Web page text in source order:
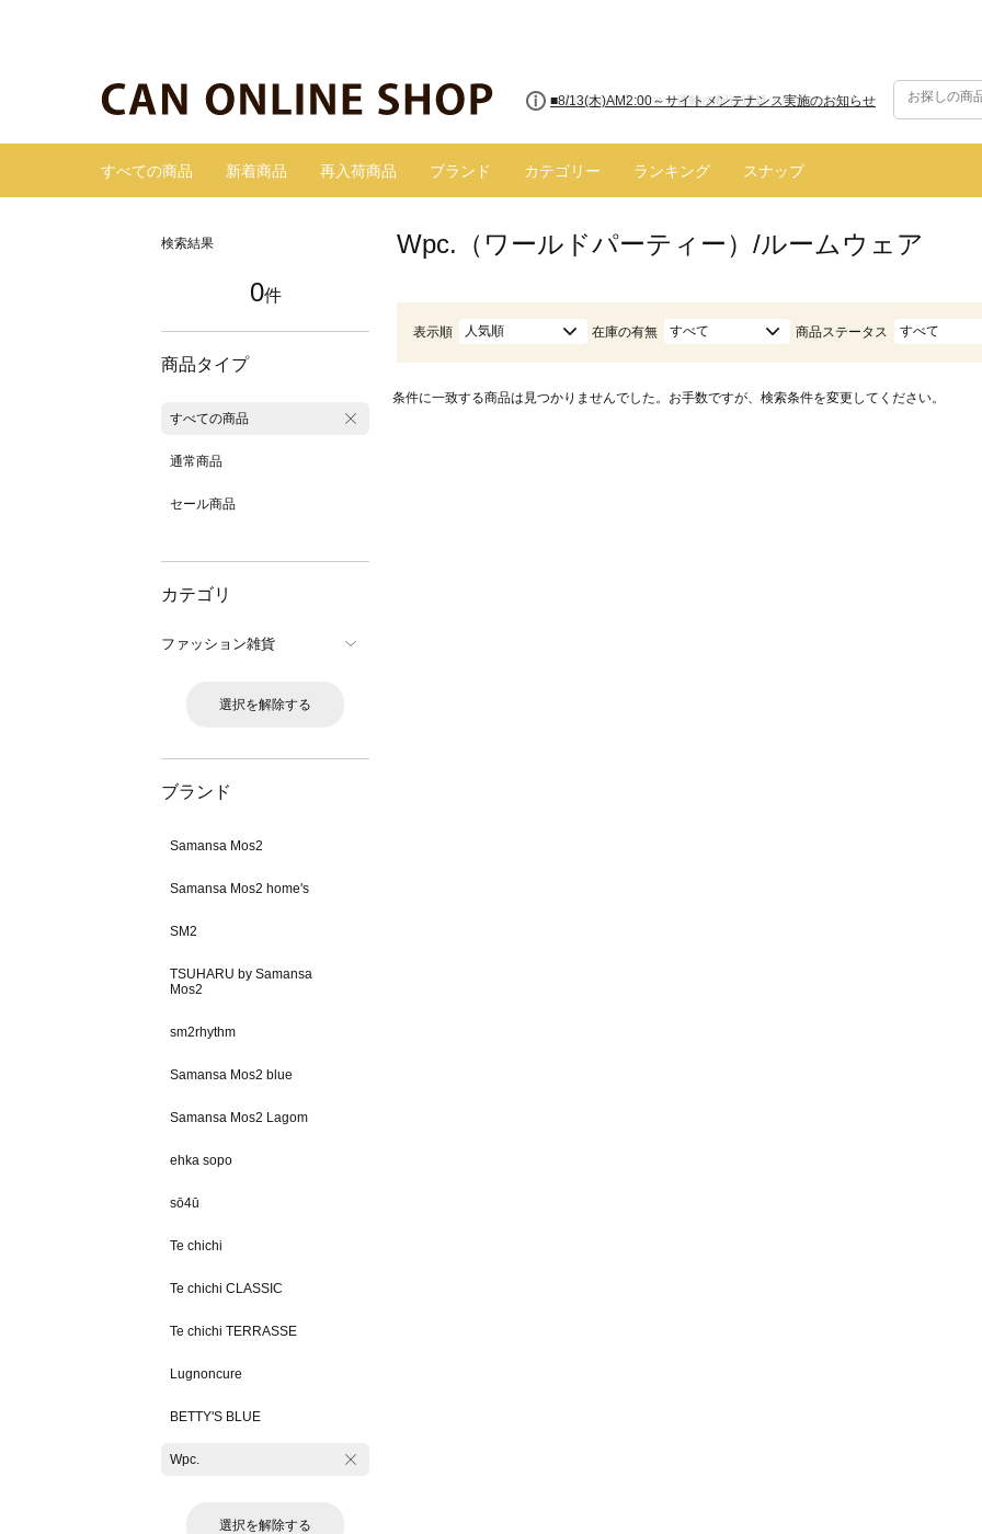
■8/13(木)AM2:00～サイトメンテナンス実施のお知らせ
すべての商品 新着商品 再入荷商品 ブランド カテゴリー ランキング スナップ
検索結果
0件
商品タイプ
すべての商品
通常商品
セール商品
カテゴリ
ファッション雑貨
選択を解除する
ブランド
Samansa Mos2
Samansa Mos2 home's
SM2
TSUHARU by Samansa
Mos2
sm2rhythm
Samansa Mos2 blue
Samansa Mos2 Lagom
ehka sopo
sō4ū
Te chichi
Te chichi CLASSIC
Te chichi TERRASSE
Lugnoncure
BETTY'S BLUE
Wpc.
選択を解除する
Wpc.（ワールドパーティー）/ルームウェア
表示順 人気順 在庫の有無 すべて 商品ステータス すべて
条件に一致する商品は見つかりませんでした。お手数ですが、検索条件を変更してください。